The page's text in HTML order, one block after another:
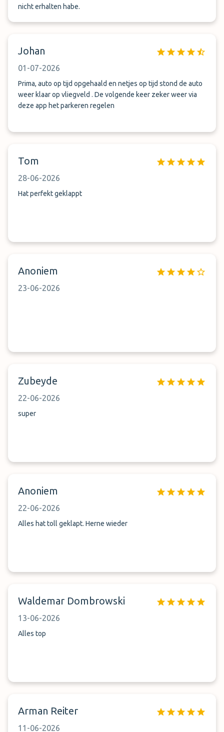
nicht erhalten habe.
Johan
01-07-2026
Prima, auto op tijd opgehaald en netjes op tijd stond de auto
weer klaar op vliegveld . De volgende keer zeker weer via
deze app het parkeren regelen
Tom
28-06-2026
Hat perfekt geklappt
Anoniem
23-06-2026
Zubeyde
22-06-2026
super
Anoniem
22-06-2026
Alles hat toll geklapt. Herne wieder
Waldemar Dombrowski
13-06-2026
Alles top
Arman Reiter
11-06-2026